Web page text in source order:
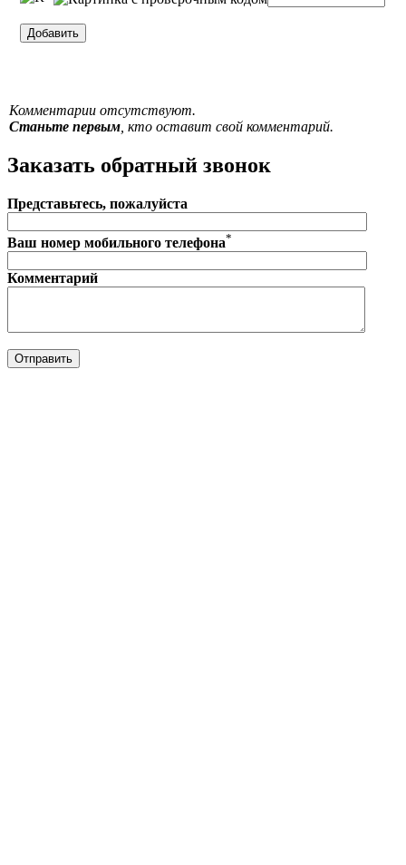
Комментарии отсутствуют.
Станьте первым, кто оставит свой комментарий.
Заказать обратный звонок
Представьтесь, пожалуйста
Ваш номер мобильного телефона*
Комментарий